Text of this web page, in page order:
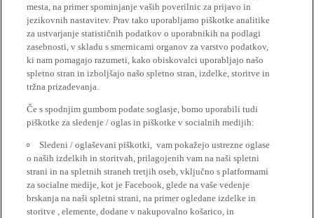
mesta, na primer spominjanje vaših poverilnic za prijavo in
jezikovnih nastavitev. Prav tako uporabljamo piškotke analitike
za ustvarjanje statističnih podatkov o uporabnikih na podlagi
zasebnosti, v skladu s smernicami organov za varstvo podatkov,
ki nam pomagajo razumeti, kako obiskovalci uporabljajo našo
spletno stran in izboljšajo našo spletno stran, izdelke, storitve in
tržna prizadevanja.
Če s spodnjim gumbom podate soglasje, bomo uporabili tudi
piškotke za sledenje / oglas in piškotke v socialnih medijih:
Sledeni / oglaševani piškotki, vam pokažejo ustrezne oglase
o naših izdelkih in storitvah, prilagojenih vam na naši spletni
strani in na spletnih straneh tretjih oseb, vključno s platformami
za socialne medije, kot je Facebook, glede na vaše vedenje
brskanja na naši spletni strani, na primer ogledane izdelke in
storitve , elemente, dodane v nakupovalno košarico, in